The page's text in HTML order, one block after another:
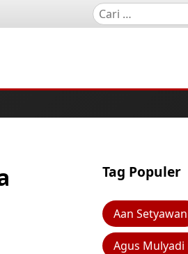
Tag Populer
Aan Setyawan
Agus